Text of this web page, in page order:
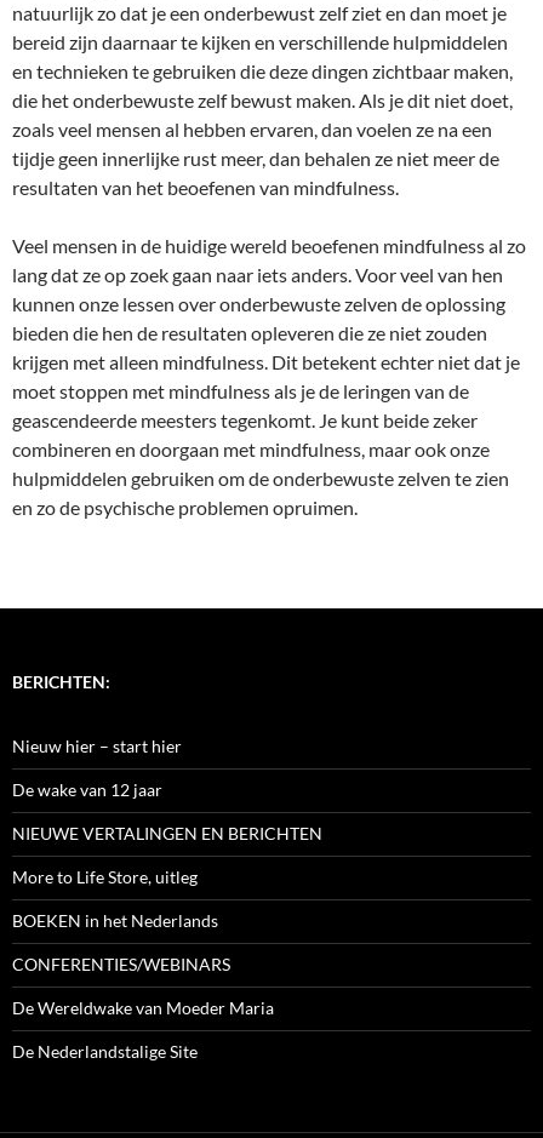
natuurlijk zo dat je een onderbewust zelf ziet en dan moet je
bereid zijn daarnaar te kijken en verschillende hulpmiddelen
en technieken te gebruiken die deze dingen zichtbaar maken,
die het onderbewuste zelf bewust maken. Als je dit niet doet,
zoals veel mensen al hebben ervaren, dan voelen ze na een
tijdje geen innerlijke rust meer, dan behalen ze niet meer de
resultaten van het beoefenen van mindfulness.
Veel mensen in de huidige wereld beoefenen mindfulness al zo
lang dat ze op zoek gaan naar iets anders. Voor veel van hen
kunnen onze lessen over onderbewuste zelven de oplossing
bieden die hen de resultaten opleveren die ze niet zouden
krijgen met alleen mindfulness. Dit betekent echter niet dat je
moet stoppen met mindfulness als je de leringen van de
geascendeerde meesters tegenkomt. Je kunt beide zeker
combineren en doorgaan met mindfulness, maar ook onze
hulpmiddelen gebruiken om de onderbewuste zelven te zien
en zo de psychische problemen opruimen.
BERICHTEN:
Nieuw hier – start hier
De wake van 12 jaar
NIEUWE VERTALINGEN EN BERICHTEN
More to Life Store, uitleg
BOEKEN in het Nederlands
CONFERENTIES/WEBINARS
De Wereldwake van Moeder Maria
De Nederlandstalige Site